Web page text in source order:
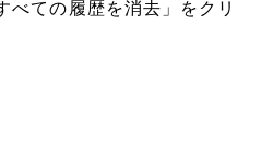
べての履歴を消去」をクリ